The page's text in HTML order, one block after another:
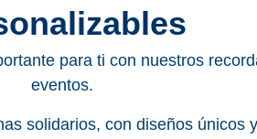
para ti con nuestros
eventos.
solidarios, con diseños únicos